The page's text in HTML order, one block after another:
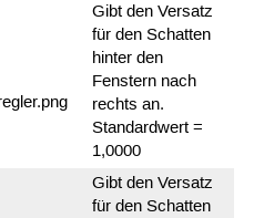
Gibt den Versatz
für den Schatten
hinter den
Fenstern nach
rechts an.
Standardwert =
1,0000
Gibt den Versatz
für den Schatten